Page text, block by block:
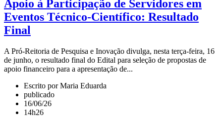
Apoio à Participação de Servidores em
Eventos Técnico-Científico: Resultado
Final
A Pró-Reitoria de Pesquisa e Inovação divulga, nesta terça-feira, 16
de junho, o resultado final do Edital para seleção de propostas de
apoio financeiro para a apresentação de...
Escrito por Maria Eduarda
publicado
16/06/26
14h26